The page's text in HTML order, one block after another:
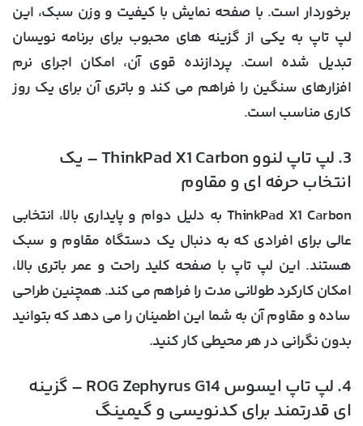
برخوردار است. با صفحه نمایش با کیفیت و وزن سبک، این
لپ تاپ به یکی از گزینه های محبوب برای برنامه نویسان
تبدیل شده است. پردازنده قوی آن، امکان اجرای نرم
افزارهای سنگین را فراهم می کند و باتری آن برای یک روز
کاری مناسب است.
3. لپ تاپ لنوو ThinkPad X1 Carbon – یک
انتخاب حرفه ای و مقاوم
ThinkPad X1 Carbon به دلیل دوام و پایداری بالا، انتخابی
عالی برای افرادی که به دنبال یک دستگاه مقاوم و سبک
هستند. این لپ تاپ با صفحه کلید راحت و عمر باتری بالا،
امکان کارکرد طولانی مدت را فراهم می کند. همچنین طراحی
ساده و مقاوم آن به شما این اطمینان را می دهد که بتوانید
بدون نگرانی در هر محیطی کار کنید.
4. لپ تاپ ایسوس ROG Zephyrus G14 – گزینه
ای قدرتمند برای کدنویسی و گیمینگ